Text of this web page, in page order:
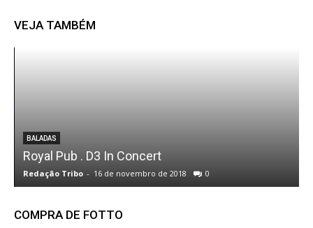
VEJA TAMBÉM
BALADAS
Royal Pub . D3 In Concert
Redação Tribo - 16 de novembro de 2018 0
COMPRA DE FOTTO